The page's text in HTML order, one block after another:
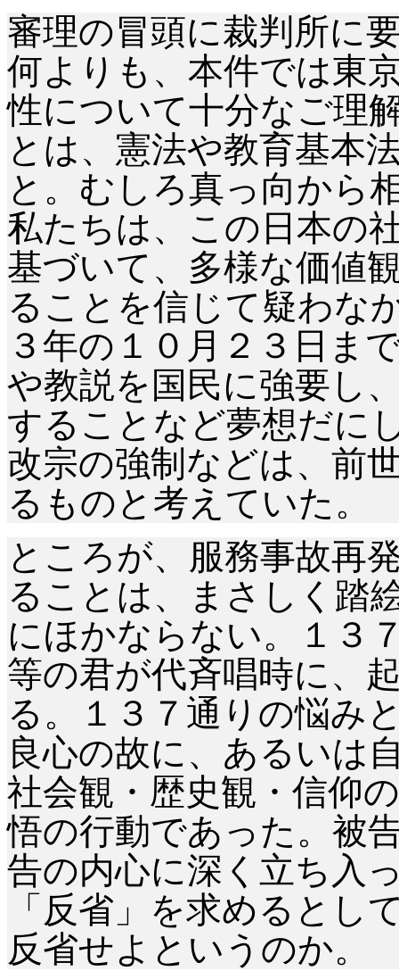
審理の冒頭に裁判所に
何よりも、本件では東
性について十分なご理
とは、憲法や教育基本
と。むしろ真っ向から
私たちは、この日本の
基づいて、多様な価値
ることを信じて疑わな
３年の１０月２３日ま
や教説を国民に強要し
することなど夢想だに
改宗の強制などは、前
るものと考えていた。
ところが、服務事故再
ることは、まさしく踏
にほかならない。１３
等の君が代斉唱時に、
る。１３７通りの悩み
良心の故に、あるいは
社会観・歴史観・信仰
悟の行動であった。被
告の内心に深く立ち入
「反省」を求めるとし
反省せよというのか。